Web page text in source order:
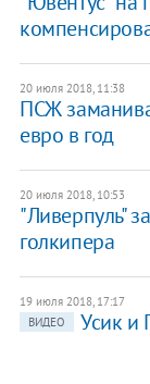
20 июля 2018, 11:38
ПСЖ
евро в год
20 июля 2018, 10:53
"Ливерпуль"
голкипера
19 июля 2018, 17:17
ВИДЕО
Усик и